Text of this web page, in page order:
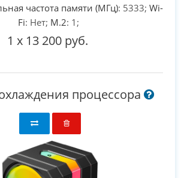
частота памяти (МГц): 5333; Wi-
Fi: Нет; M.2: 1;
1 x 13 200 руб.
процессора